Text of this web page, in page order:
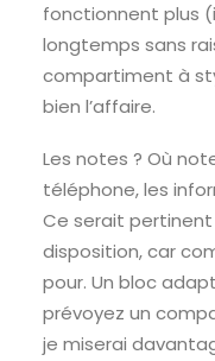
fonctionnent plus
longtemps sans
compartiment à
bien l’affaire.
Les notes ? Où
téléphone, les
Ce serait pertinent
disposition, car
pour. Un bloc
prévoyez un
je miserai